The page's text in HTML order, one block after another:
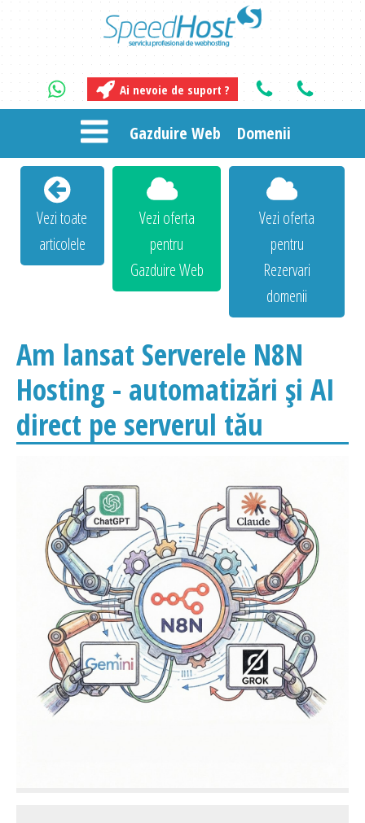
Ai nevoie de suport ?
Gazduire Web Domenii
Vezi toate
articolele
Vezi oferta
pentru
Gazduire Web
Vezi oferta
pentru
Rezervari
domenii
Am lansat Serverele N8N
Hosting - automatizări și AI
direct pe serverul tău